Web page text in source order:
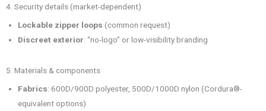
4. Security details (market-dependent)
Lockable zipper loops (common request)
Discreet exterior: “no-logo” or low-visibility branding
5. Materials & components
Fabrics: 600D/900D polyester, 500D/1000D nylon (Cordura®-
equivalent options)